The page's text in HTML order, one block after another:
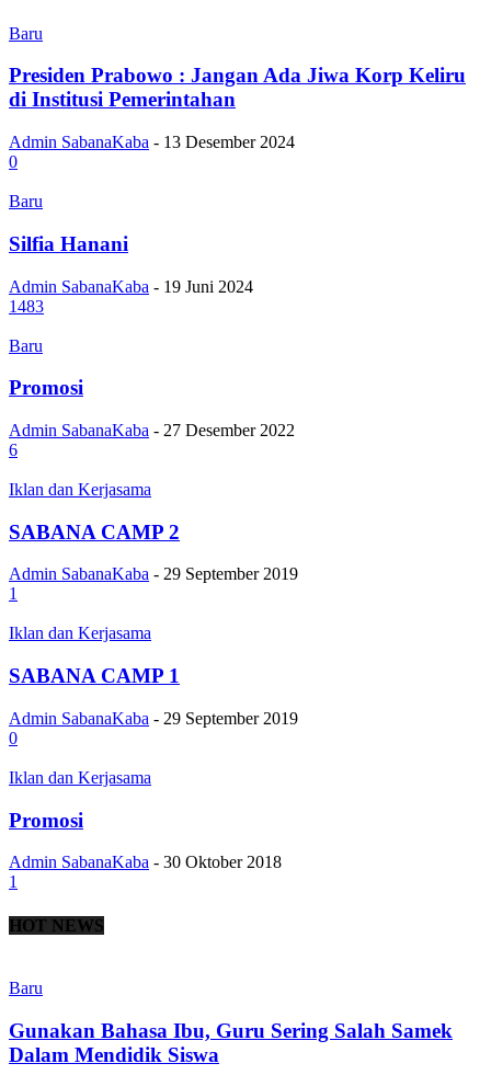
Baru
Presiden Prabowo : Jangan Ada Jiwa Korp Keliru
di Institusi Pemerintahan
Admin SabanaKaba - 13 Desember 2024
0
Baru
Silfia Hanani
Admin SabanaKaba - 19 Juni 2024
1483
Baru
Promosi
Admin SabanaKaba - 27 Desember 2022
6
Iklan dan Kerjasama
SABANA CAMP 2
Admin SabanaKaba - 29 September 2019
1
Iklan dan Kerjasama
SABANA CAMP 1
Admin SabanaKaba - 29 September 2019
0
Iklan dan Kerjasama
Promosi
Admin SabanaKaba - 30 Oktober 2018
1
HOT NEWS
Baru
Gunakan Bahasa Ibu, Guru Sering Salah Samek
Dalam Mendidik Siswa